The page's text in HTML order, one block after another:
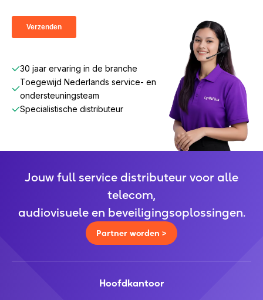
30 jaar ervaring in de branche
Toegewijd Nederlands service- en
ondersteuningsteam
Specialistische distributeur
Jouw full service distributeur voor alle
telecom,
audiovisuele en beveiligingsoplossingen.
Partner worden >
Hoofdkantoor